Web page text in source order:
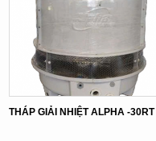
THÁP GIẢI NHIỆT ALPHA -30RT